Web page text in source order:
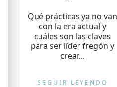
Qué prácticas ya no van
con la era actual y
cuáles son las claves
para ser líder fregón y
crear...
SEGUIR LEYENDO